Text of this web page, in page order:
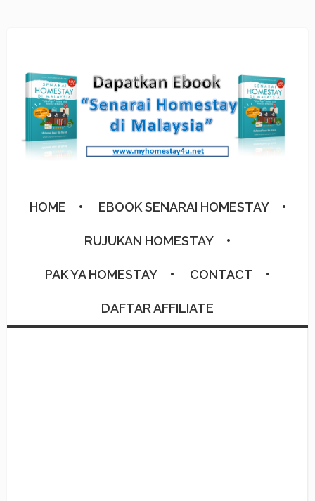
HOME EBOOK SENARAI HOMESTAY
RUJUKAN HOMESTAY
PAK YA HOMESTAY CONTACT
DAFTAR AFFILIATE